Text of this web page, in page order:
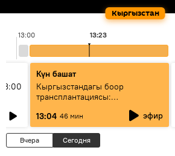
Кыргызстан
13:00 13:23
Күн башат
Кыргызстандагы боор
трансплантациясы:
жетишкендиктер жана өнүгүү
келечеги
13:04 46 мин эфир
Вчера Сегодня